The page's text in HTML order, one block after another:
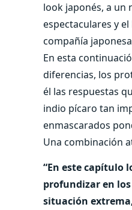
look japonés, a un
espectaculares y
compañía
En esta
diferencias, los
él las respuestas
indio pícaro tan
enmascarados
Una combinación
“En este capítulo
profundizar en
situación